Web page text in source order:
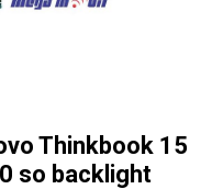
Thinkbook 15
so backlight